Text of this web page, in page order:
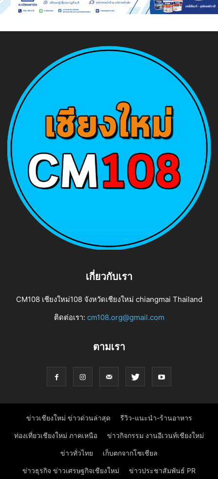
เกี่ยวกับเรา
CM108 เชียงใหม่108 จังหวัดเชียงใหม่ chiangmai Thailand
ติดต่อเรา: cm108.org@gmail.com
ตามเรา
ข่าวเชียงใหม่ ข่าวด่วนล่าสุด รีวิว-แนะนำ-ร้านอาหาร
ท่องเที่ยวเชียงใหม่ ภาคเหนือ ข่าวกิจกรรม งานอีเวนท์เชียงใหม่
ข่าวทั่วไทย เก็บตกจากโซเชียล
ข่าวธุรกิจ ข่าวเศรษฐกิจเชียงใหม่ ข่าวประชาสัมพันธ์ PR